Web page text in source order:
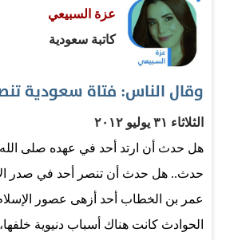
حيث انجبت منه ابراهيم عليه وعلى امه
ومن هنا تبرز أهمية الدبلوماسية في
بدل اللجوء لخيار العنف والحرب
تحرير صحيفة القدس العربي عبدالباري
القصيبي وجهة نظر معاكسة) تحدث فيه
رحمه الله - قائلا (اختلف الكثيرون
عزة السبيعي
كاتبة سعودية
وقال الناس: فتاة سعودية
الثلاثاء ٣١ يوليو ٢٠١٢
هل حدث أن ارتد أحد في عهده صلى
حدث.. هل حدث أن تنصر أحد في صدر
عمر بن الخطاب أحد أزهى عصور
الحوادث كانت هناك أسباب دنيوية